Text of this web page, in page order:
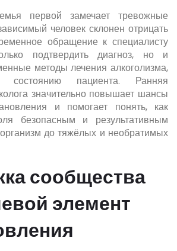
первой замечает тревожные
человек склонен отрицать
обращение к специалисту
подтвердить диагноз, но и
методы лечения алкоголизма,
состоянию пациента. Ранняя
значительно повышает шансы
и помогает понять, как
безопасным и результативным
до тяжёлых и необратимых
сообщества
элемент